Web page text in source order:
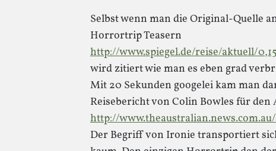
Selbst wenn man die Original-Quelle
Horrortrip Teasern
http://www.spiegel.de/reise/aktuell/
wird zitiert wie man es eben grad
Mit 20 Sekunden googelei kam man
Reisebericht von Colin Bowles für den
http://
Der Begriff von Ironie transportiert